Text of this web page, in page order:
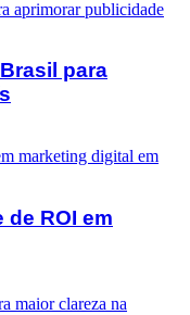
para
ROI em